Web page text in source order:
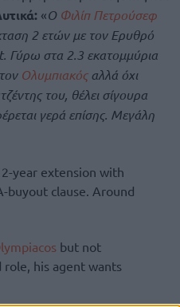
«Ο Φιλίπ Πετρούσεφ
2 ετών με τον Ερυθρό
Γύρω στα 2.3 εκατομμύρια
Ολυμπιακόςαλλά όχι
του, θέλει σίγουρα
γερά επίσης. Μεγάλη
year extension with
buyout clause. Around
but not
his agent wants